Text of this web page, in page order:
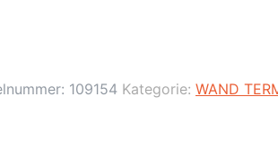
109154 Kategorie: WAND